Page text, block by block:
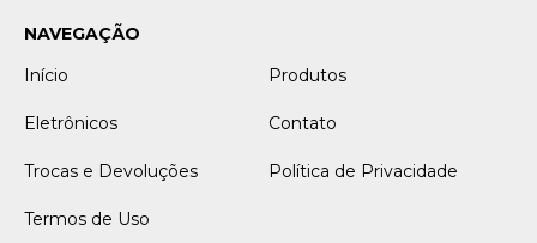
NAVEGAÇÃO
Início
Produtos
Eletrônicos Contato
Trocas e Devoluções Política de Privacidade
Termos de Uso